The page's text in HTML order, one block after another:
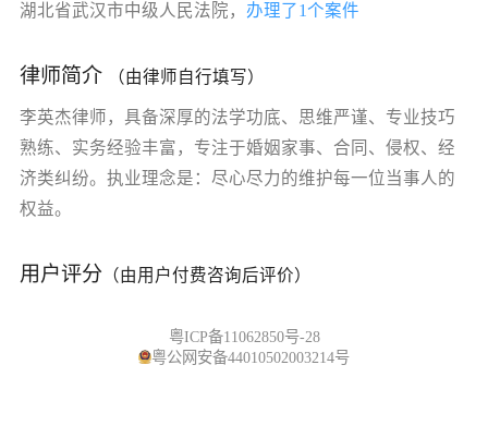
湖北省武汉市中级人民法院， 办理了1个案件
律师简介 （由律师自行填写）
李英杰律师，具备深厚的法学功底、思维严谨、专业技巧
熟练、实务经验丰富，专注于婚姻家事、合同、侵权、经
济类纠纷。执业理念是：尽心尽力的维护每一位当事人的
权益。
用户评分 （由用户付费咨询后评价）
粤ICP备11062850号-28
粤公网安备44010502003214号